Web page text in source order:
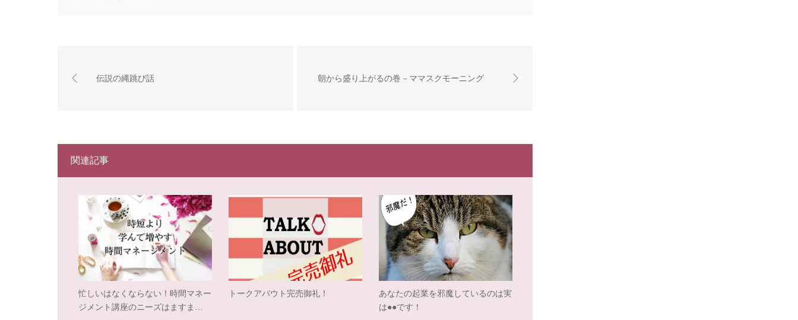
伝説の縄跳び話 朝から盛り上がるの巻－ママスクモーニング
関連記事
忙しいはなくならない！時間マネー
ジメント講座のニーズはますま…
トークアバウト完売御礼！
あなたの起業を邪魔しているのは実
は●●です！